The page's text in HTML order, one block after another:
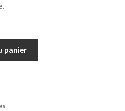
panier